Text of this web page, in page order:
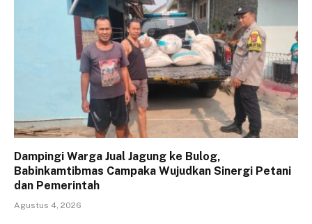
Dampingi Warga Jual Jagung ke Bulog,
Babinkamtibmas Campaka Wujudkan Sinergi Petani
dan Pemerintah
Agustus 4, 2026